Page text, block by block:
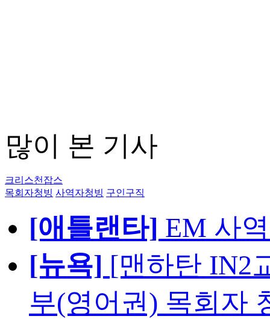
많이 본 기사
크리스천잡스
목회자청빙 사역자청빙 구인구직
[애틀랜타] EM 사
[뉴욕] [맨하탄 IN2
부(영어권) 목회자